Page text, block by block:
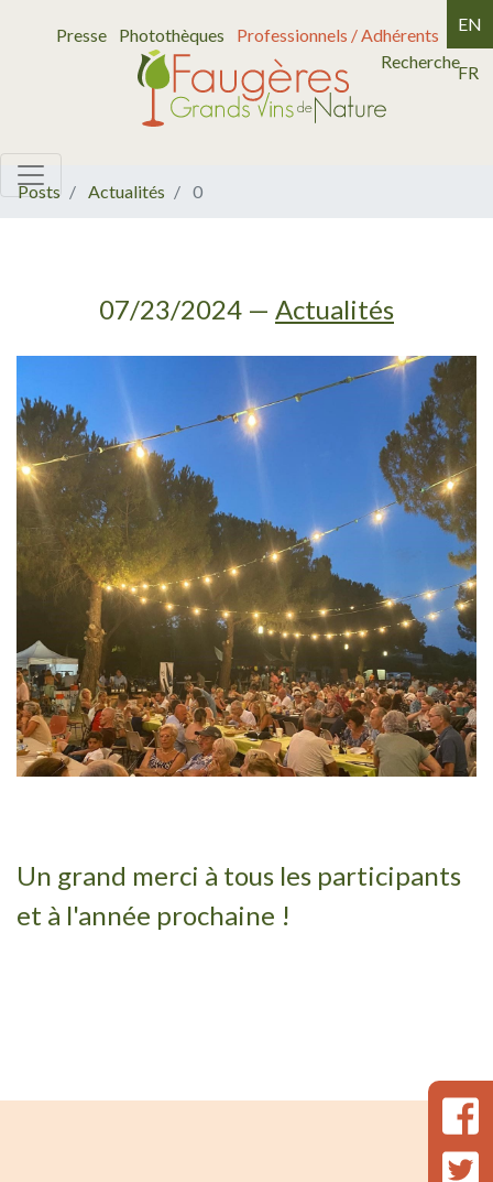
Presse Photothèques
Professionnels / Adhérents
Recherche
EN
FR
Posts Actualités 0
07/23/2024 — Actualités
Un grand merci à tous les participants
et à l'année prochaine !